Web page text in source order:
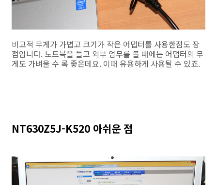
비교적 무게가 가볍고 크기가 작은 어댑터를 사용한점도 장
점입니다. 노트북을 들고 외부 업무를 볼 때에는 어댑터의 무
게도 가벼울 수 록 좋은데요. 이때 유용하게 사용될 수 있죠.
NT630Z5J-K520 아쉬운 점